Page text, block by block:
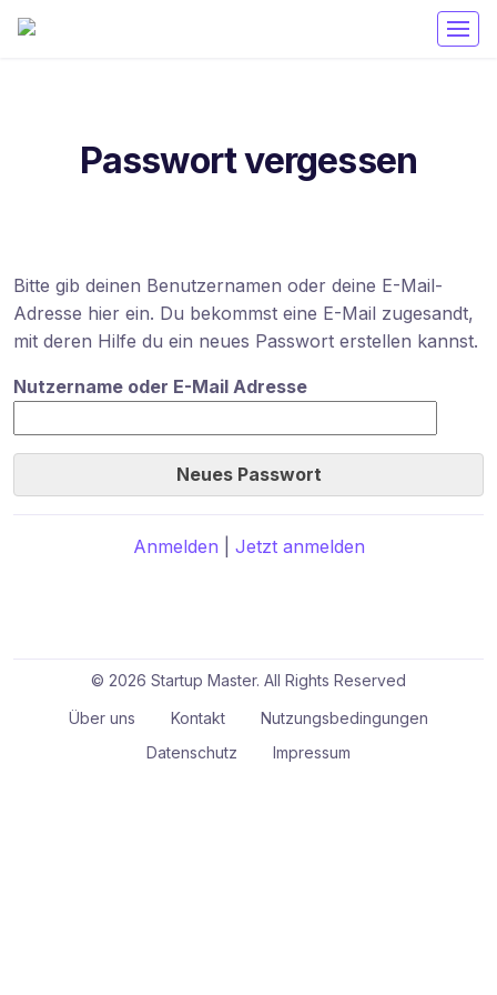
Passwort vergessen
Bitte gib deinen Benutzernamen oder deine E-Mail-
Adresse hier ein. Du bekommst eine E-Mail zugesandt,
mit deren Hilfe du ein neues Passwort erstellen kannst.
Nutzername oder E-Mail Adresse
Anmelden Jetzt anmelden
© 2026 Startup Master. All Rights Reserved
Über uns Kontakt
Nutzungsbedingungen
Datenschutz
Impressum